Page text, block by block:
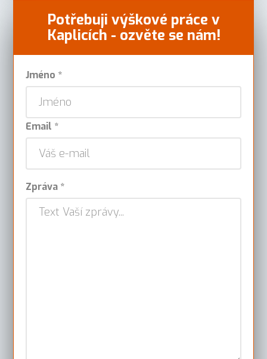
Potřebuji výškové práce v
Kaplicích - ozvěte se nám!
Jméno *
Email *
Zpráva *